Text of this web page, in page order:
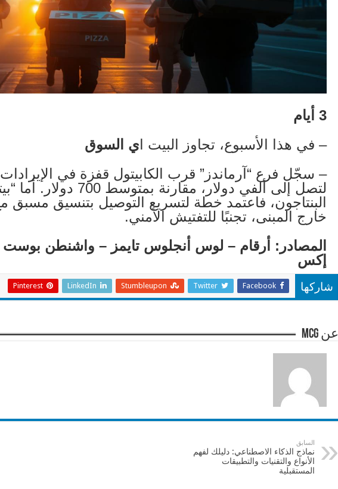
3 أيام
– في هذا الأسبوع، تجاوز البيت اي السوق
– سجّل فرع “آرماندز” قرب الكابيتول قفزة في
لتصل إلى ألفي دولار،
البنتاجون، فاعتمد خطة لتسريع التوصيل بتنسيق مسبق
خارج المبنى، تجنبًا للتفتيش الأمني.
المصادر: أرقام – لوس أنجلوس تايمز – واشنطن
إكس
شاركها Facebook
Twitter
Stumbleupon
LinkedIn
Pinterest
عن mcg
السابق
نماذج الذكاء الاصطناعي: دليلك لفهم
الأنواع والتقنيات والتطبيقات
المستقبلية